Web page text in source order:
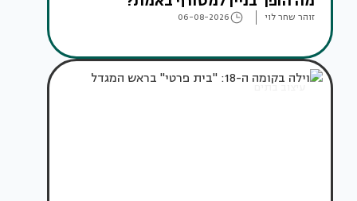
זוהר שחר לוי 06-08-2026
עיצוב בתים